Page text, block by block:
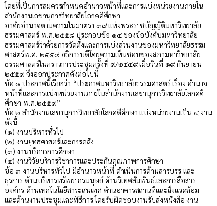
โดยที่เป็นการสมควรกำหนดอำนาจหน้าที่และการแบ่งหน่วยงานภายใน
สำนักงานเลขานุการวิทยาลัยโลกคดีศึกษา
อาศัยอำนาจตามความในมาตรา ๓๙ แห่งพระราชบัญญัติมหาวิทยาลัย
ธรรมศาสตร์ พ.ศ.๒๕๕๘ ประกอบข้อ ๑๔ ของข้อบังคับมหาวิทยาลัย
ธรรมศาสตร์ว่าด้วยการจัดตั้งและการแบ่งส่วนงานของมหาวิทยาลัยธรรม
ศาสตร์พ.ศ. ๒๕๕๙ อธิการบดีโดยความเห็นชอบของสภามหาวิทยาลัย
ธรรมศาสตร์ในคราวการประชุมครั้งที่ ๙/๒๕๕๙ เมื่อวันที่ ๑๙ กันยายน
๒๕๕๙ จึงออกประกาศดังต่อไปนี้
ข้อ ๑ ประกาศนี้เรียกว่า “ประกาศมหาวิทยาลัยธรรมศาสตร์ เรื่อง อำนาจ
หน้าที่และการแบ่งหน่วยงานภายในสำนักงานเลขานุการวิทยาลัยโลกคดี
ศึกษา พ.ศ.๒๕๕๙”
ข้อ ๒ สำนักงานเลขานุการวิทยาลัยโลกคดีศึกษา แบ่งหน่วยงานเป็น ๔ งาน
ดังนี้
(๑) งานบริหารทั่วไป
(๒) งานยุทธศาสตร์และการคลัง
(๓) งานบริการการศึกษา
(๔) งานวิจัยบริการวิชาการและประกันคุณภาพการศึกษา
ข้อ ๓ งานบริหารทั่วไป มีอำนาจหน้าที่ ดำเนินการด้านสารบรร และ
ธุรการ ด้านบริหารทรัพยากรมนุษย์ ด้านวิเทศสัมพันธ์และการสื่อสาร
องค์กร ด้านเทคโนโลยีสาระสนเทศ ด้านอาคารสถานที่และสิ่งแวดล้อม
และด้านงานประชุมและพิธีการ โดยรับผิดชอบงานรับส่งหนังสือ งาน